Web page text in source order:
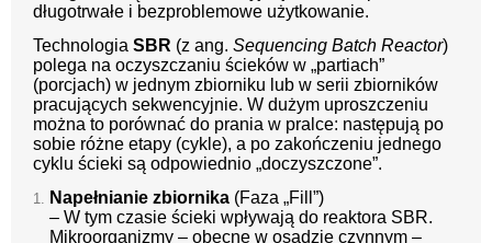
długotrwałe i bezproblemowe użytkowanie.
Technologia SBR (z ang. Sequencing Batch Reactor)
polega na oczyszczaniu ścieków w „partiach”
(porcjach) w jednym zbiorniku lub w serii zbiorników
pracujących sekwencyjnie. W dużym uproszczeniu
można to porównać do prania w pralce: następują po
sobie różne etapy (cykle), a po zakończeniu jednego
cyklu ścieki są odpowiednio „doczyszczone”.
Napełnianie zbiornika (Faza „Fill”)
– W tym czasie ścieki wpływają do reaktora SBR.
Mikroorganizmy – obecne w osadzie czynnym –